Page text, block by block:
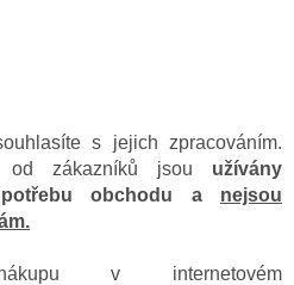
s jejich zpracováním.
od zákazníků jsou užívány
obchodu a nejsou
v internetovém